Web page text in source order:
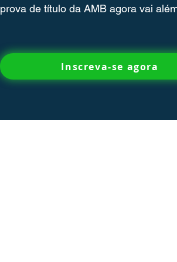
prova de título da AMB agora vai
Inscreva-se agora